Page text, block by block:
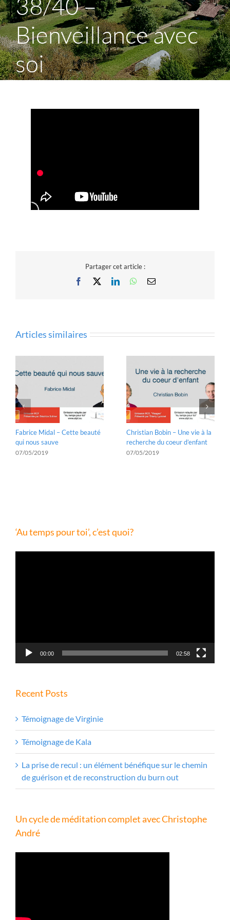
Bienveillance avec
soi
Partager cet article :
Facebook
LinkedInWhatsApp
Email
Articles similaires
Fabrice Midal – Cette beauté
qui nous sauve
07/05/2019
Christian Bobin – Une vie à la
recherche du coeur d’enfant
07/05/2019
‘Au temps pour toi’, c’est quoi?
00:00 02:58
Recent Posts
Témoignage de Virginie
Témoignage de Kala
La prise de recul : un élément bénéfique sur le chemin
de guérison et de reconstruction du burn out
Un cycle de méditation complet avec Christophe
André